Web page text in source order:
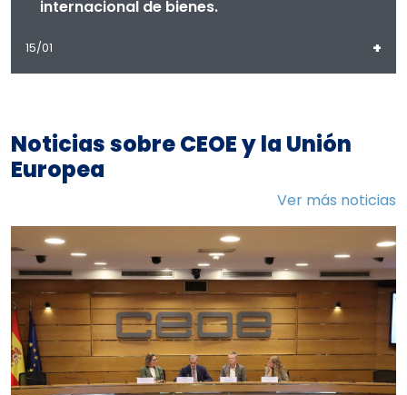
internacional de bienes.
15/01 +
Noticias sobre CEOE y la Unión
Europea
Ver más noticias